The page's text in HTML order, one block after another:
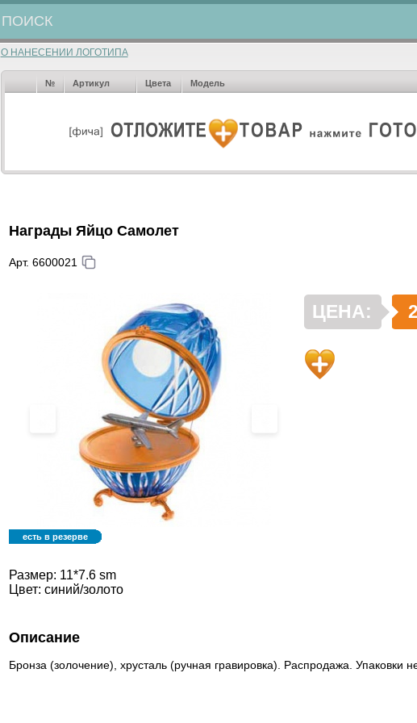
О НАНЕСЕНИИ ЛОГОТИПА
№ Артикул Цвета Модель
Награды Яйцо Самолет
Арт. 6600021
есть в резерве
ЦЕНА:
Размер: 11*7.6 sm
Цвет: синий/золото
Описание
Бронза (золочение), хрусталь (ручная гравировка). Распродажа. Упаковки